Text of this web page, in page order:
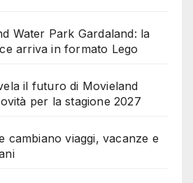
Water Park Gardaland: la
arriva in formato Lego
il futuro di Movieland
per la stagione 2027
cambiano viaggi, vacanze e